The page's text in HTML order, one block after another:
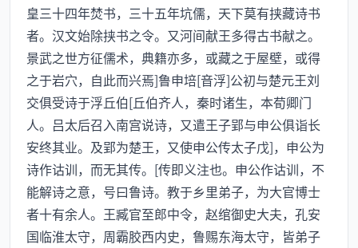
皇三十四年焚书，三十五年坑儒，天下莫有挟藏诗书
者。汉文始除挟书之令。又河间献王多得古书献之。
景武之世方征儒术，典籍亦多，或藏之于屋壁，或得
之于岩穴，自此而兴焉]鲁申培[音浮]公初与楚元王刘
交俱受诗于浮丘伯[丘伯齐人，秦时诸生，本荀卿门
人。吕太后召入南宫说诗，又遣王子郢与申公俱诣长
安终其业。及郢为楚王，又使申公传太子戊]，申公为
诗作诂训，而无其传。[传即义注也。申公作诂训，不
能解诗之意，号曰鲁诗。教于乡里弟子，为大官博士
者十有余人。王臧官至郎中令，赵绾御史大夫，孔安
国临淮太守，周霸胶西内史，鲁赐东海太守，皆弟子